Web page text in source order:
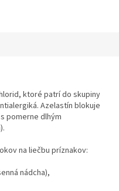
ktoré patrí do skupiny
Azelastín blokuje
pomerne dlhým
na liečbu príznakov:
nádcha),